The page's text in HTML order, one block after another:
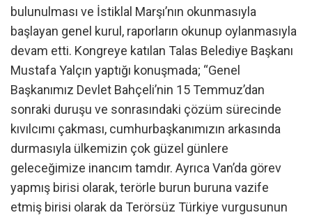
bulunulması ve İstiklal Marşı’nın okunmasıyla
başlayan genel kurul, raporların okunup oylanmasıyla
devam etti. Kongreye katılan Talas Belediye Başkanı
Mustafa Yalçın yaptığı konuşmada; “Genel
Başkanımız Devlet Bahçeli’nin 15 Temmuz’dan
sonraki duruşu ve sonrasındaki çözüm sürecinde
kıvılcımı çakması, cumhurbaşkanımızın arkasında
durmasıyla ülkemizin çok güzel günlere
geleceğimize inancım tamdır. Ayrıca Van’da görev
yapmış birisi olarak, terörle burun buruna vazife
etmiş birisi olarak da Terörsüz Türkiye vurgusunun